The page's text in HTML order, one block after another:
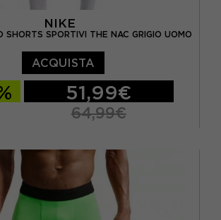
NIKE
SHORTS SPORTIVI THE NAC GRIGIO UOMO
ACQUISTA
51,99€
64,99€